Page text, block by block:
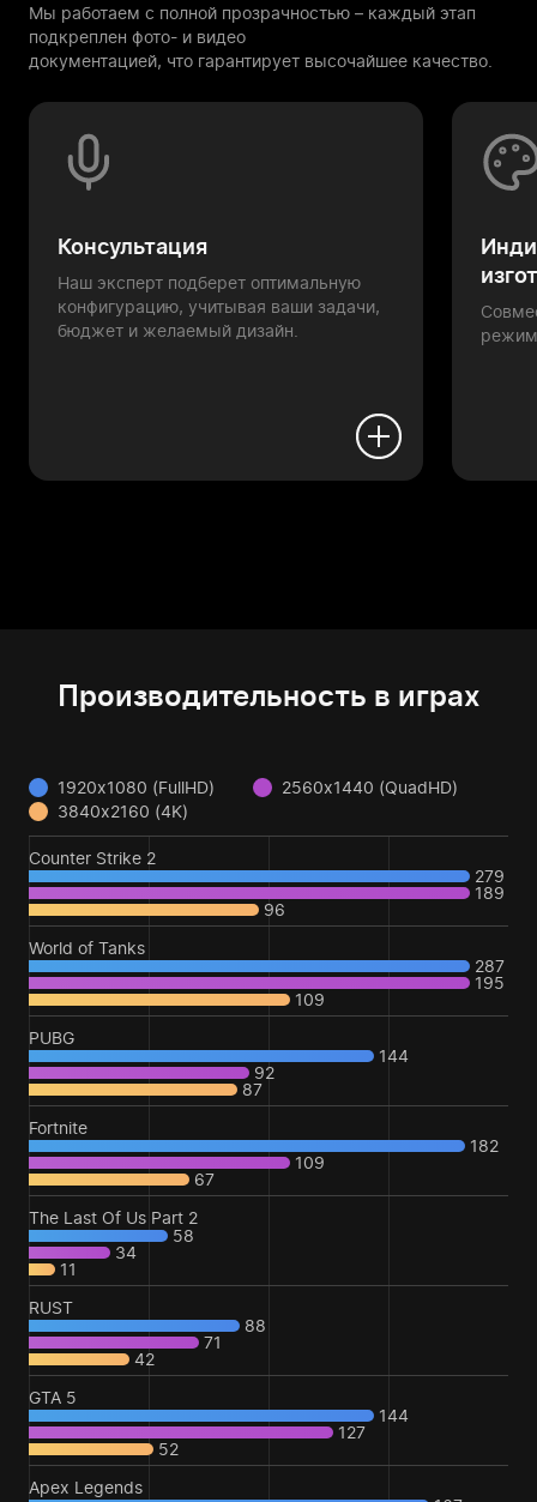
Мы работаем с полной прозрачностью – каждый этап
подкреплен фото- и видео
документацией, что гарантирует высочайшее качество.
Консультация
Наш эксперт подберет оптимальную
конфигурацию, учитывая ваши задачи,
бюджет и желаемый дизайн.
Производительность в играх
1920x1080 (FullHD)
2560x1440 (QuadHD)
3840x2160 (4K)
Counter Strike 2
279
189
96
World of Tanks
287
195
109
PUBG
144
92
87
Fortnite
182
109
67
The Last Of Us Part 2
58
34
11
RUST
88
71
42
GTA 5
144
127
52
Apex Legends